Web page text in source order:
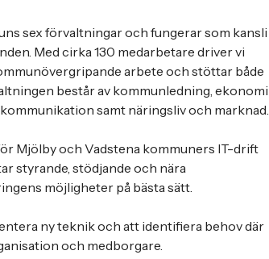
sex förvaltningar och fungerar som kansli
Med cirka 130 medarbetare driver vi
arbete och stöttar både
består av kommunledning, ekonomi
samt näringsliv och marknad.
Mjölby och Vadstena kommuners IT-drift
styrande, stödjande och nära
möjligheter på bästa sätt.
ny teknik och att identifiera behov där
och medborgare.